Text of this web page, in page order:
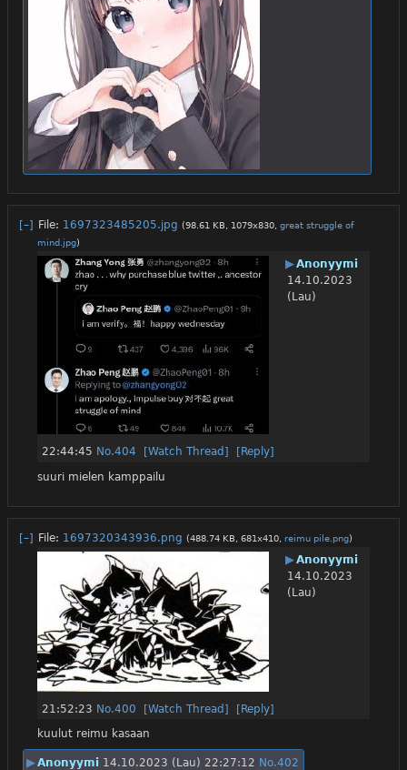
[–] File: 1697323485205.jpg (98.61 KB, 1079x830, great struggle of
mind.jpg)
▶Anonyymi
14.10.2023
(Lau)
22:44:45 No.404 [Watch Thread]
[Reply]
suuri mielen kamppailu
[–] File: 1697320343936.png (488.74 KB, 681x410, reimu pile.png)
▶Anonyymi
14.10.2023
(Lau)
21:52:23 No.400 [Watch Thread]
[Reply]
kuulut reimu kasaan
▶Anonyymi 14.10.2023 (Lau) 22:27:12 No.402